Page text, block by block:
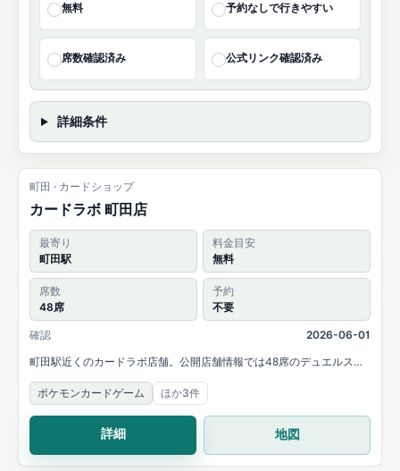
無料 予約なしで行きやすい
席数確認済み 公式リンク確認済み
詳細条件
町田 · カードショップ
カードラボ 町田店
最寄り
町田駅
料金目安
無料
席数
48席
予約
不要
確認
2026-06-01
町田駅近くのカードラボ店舗。公開店舗情報では48席のデュエルスペ
ースと主要タイトルの大会開催が案内されています。
ポケモンカードゲーム
ほか3件
詳細 地図